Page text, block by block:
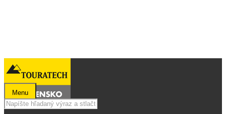
Menu